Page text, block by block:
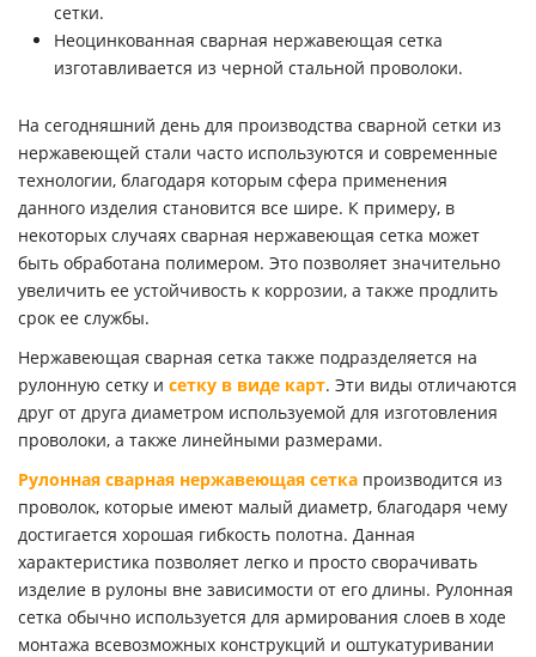
сетки.
Неоцинкованная сварная нержавеющая сетка
изготавливается из черной стальной проволоки.
На сегодняшний день для производства сварной сетки из
нержавеющей стали часто используются и современные
технологии, благодаря которым сфера применения
данного изделия становится все шире. К примеру, в
некоторых случаях сварная нержавеющая сетка может
быть обработана полимером. Это позволяет значительно
увеличить ее устойчивость к коррозии, а также продлить
срок ее службы.
Нержавеющая сварная сетка также подразделяется на
рулонную сетку и сетку в виде карт. Эти виды отличаются
друг от друга диаметром используемой для изготовления
проволоки, а также линейными размерами.
Рулонная сварная нержавеющая сетка производится из
проволок, которые имеют малый диаметр, благодаря чему
достигается хорошая гибкость полотна. Данная
характеристика позволяет легко и просто сворачивать
изделие в рулоны вне зависимости от его длины. Рулонная
сетка обычно используется для армирования слоев в ходе
монтажа всевозможных конструкций и оштукатуривании